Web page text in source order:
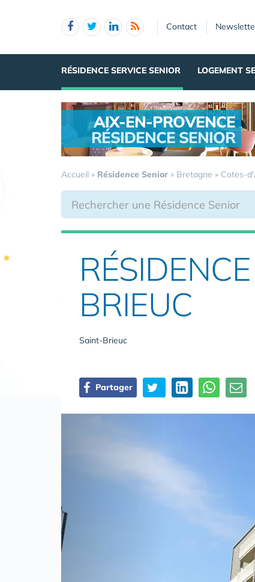
Contact
RÉSIDENCE SERVICE SENIOR LOGEMENT
AIX-EN-PROVENCE
RÉSIDENCE SENIOR
Accueil » Résidence Senior » Bretagne » Cotes-
BRIEUC
Saint-Brieuc
Partager